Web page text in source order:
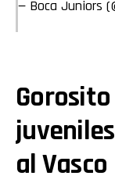
— Boca Juniors
al Vasco